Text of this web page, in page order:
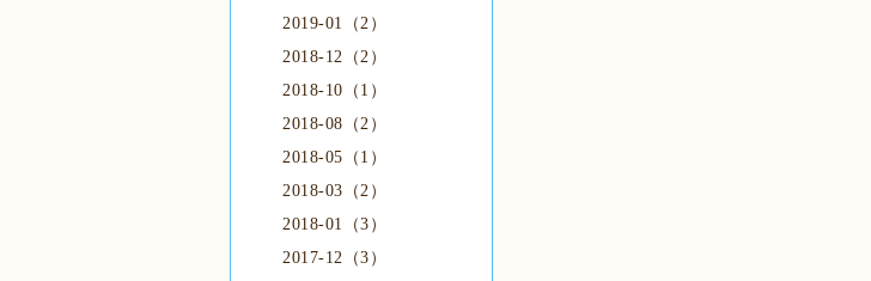
2019-01（2）
2018-12（2）
2018-10（1）
2018-08（2）
2018-05（1）
2018-03（2）
2018-01（3）
2017-12（3）